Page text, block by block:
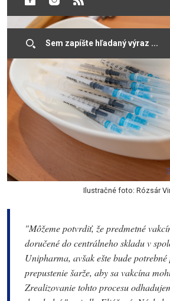
Ilustračné foto: Rózsár
"Môžeme potvrdiť, že predmetné
doručené do centrálneho skladu v
Unipharma, avšak ešte bude
prepustenie šarže, aby sa vakcína
Zrealizovanie tohto procesu